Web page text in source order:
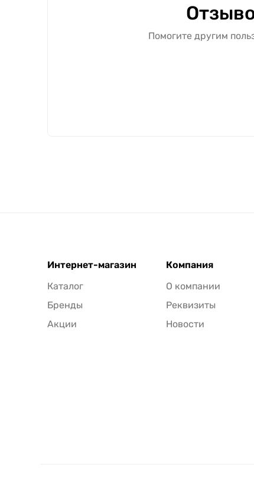
Помогите другим
Интернет-магазин
Каталог
Бренды
Акции
Компания
О компании
Реквизиты
Новости